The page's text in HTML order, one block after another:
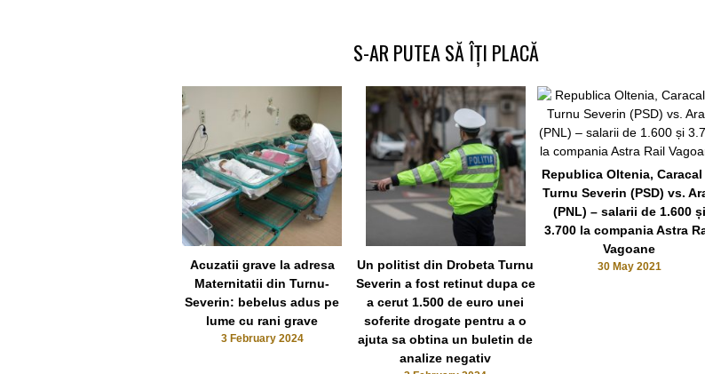
S-AR PUTEA SĂ ÎȚI PLACĂ
Acuzatii grave la adresa
Maternitatii din Turnu-
Severin: bebelus adus pe
lume cu rani grave
3 February 2024
Un politist din Drobeta Turnu
Severin a fost retinut dupa ce
a cerut 1.500 de euro unei
soferite drogate pentru a o
ajuta sa obtina un buletin de
analize negativ
Republica Oltenia, Caracal
Turnu Severin (PSD) vs.
(PNL) – salarii de 1.600 și
3.700 la compania Astra
Vagoane
30 May 2021